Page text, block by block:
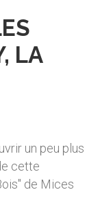
LA
un peu plus
cette
de Mices